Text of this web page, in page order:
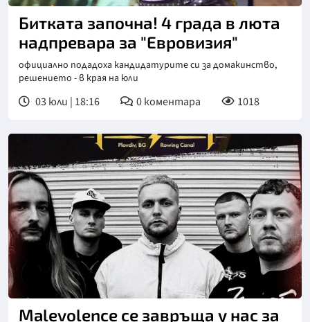
Битката започна! 4 града в люта
надпревара за "Евровизия"
официално подадоха кандидатурите си за домакинство,
решението - в края на юли
03 юли | 18:16 0коментара 1018
Malevolence се завръща у нас за